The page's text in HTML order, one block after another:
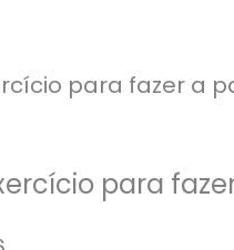
para